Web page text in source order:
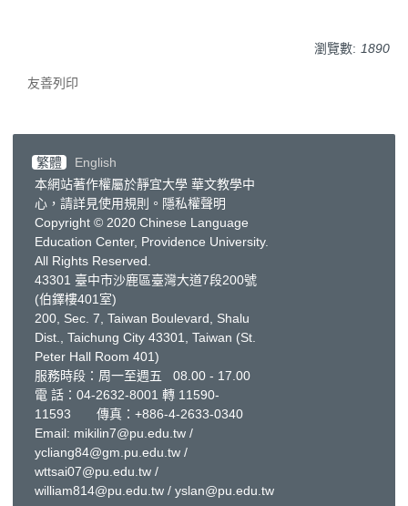
瀏覽數: 1890
友善列印
繁體
English
本網站著作權屬於靜宜大學 華文教學中
心，請詳見使用規則 。 隱私權聲明
Copyright © 2020 Chinese Language
Education Center, Providence University.
All Rights Reserved.
43301 臺中市沙鹿區臺灣大道7段200號
(伯鐸樓401室)
200, Sec. 7, Taiwan Boulevard, Shalu
Dist., Taichung City 43301, Taiwan (St.
Peter Hall Room 401)
服務時段：周一至週五 08.00 - 17.00
電 話： 04-2632-8001 轉 11590-
11593 傳真：+886-4-2633-0340
Email: mikilin7@pu.edu.tw /
ycliang84@gm.pu.edu.tw /
wttsai07@pu.edu.tw /
william814@pu.edu.tw / yslan@pu.edu.tw